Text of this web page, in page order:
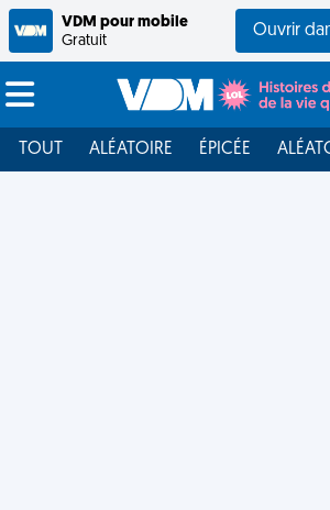
VDM pour mobile
Gratuit
Ouvrir
TOUT ALÉATOIRE ÉPICÉE